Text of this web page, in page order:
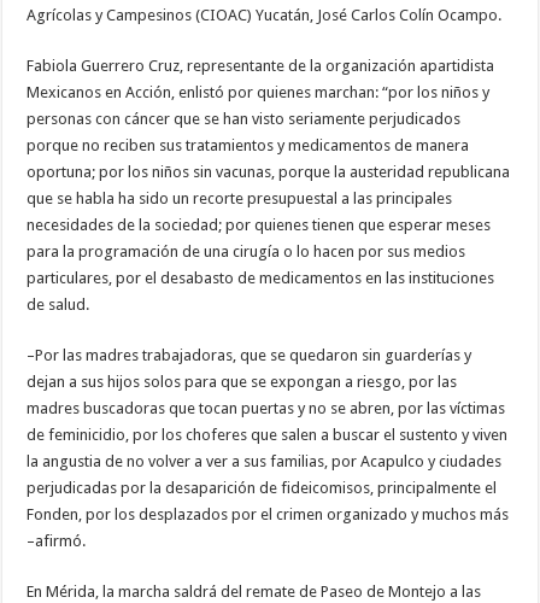
Agrícolas y Campesinos (CIOAC) Yucatán, José Carlos Colín Ocampo.
Fabiola Guerrero Cruz, representante de la organización apartidista
Mexicanos en Acción, enlistó por quienes marchan: “por los niños y
personas con cáncer que se han visto seriamente perjudicados
porque no reciben sus tratamientos y medicamentos de manera
oportuna; por los niños sin vacunas, porque la austeridad republicana
que se habla ha sido un recorte presupuestal a las principales
necesidades de la sociedad; por quienes tienen que esperar meses
para la programación de una cirugía o lo hacen por sus medios
particulares, por el desabasto de medicamentos en las instituciones
de salud.
–Por las madres trabajadoras, que se quedaron sin guarderías y
dejan a sus hijos solos para que se expongan a riesgo, por las
madres buscadoras que tocan puertas y no se abren, por las víctimas
de feminicidio, por los choferes que salen a buscar el sustento y viven
la angustia de no volver a ver a sus familias, por Acapulco y ciudades
perjudicadas por la desaparición de fideicomisos, principalmente el
Fonden, por los desplazados por el crimen organizado y muchos más
–afirmó.
En Mérida, la marcha saldrá del remate de Paseo de Montejo a las